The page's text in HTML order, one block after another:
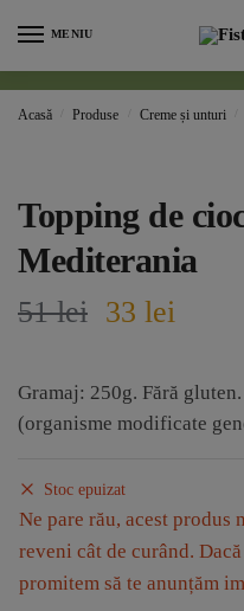
navigation
content
MENIU
Acasă Produse Creme și unturi
Topping de
Mediterania
51lei Prețul
a
51 lei.
33 lei
este:
Gramaj: 250g. Fără
(organisme modificate
Stoc epuizat
Ne pare rău, acest produs
reveni cât de curând.
promitem să te anunțăm